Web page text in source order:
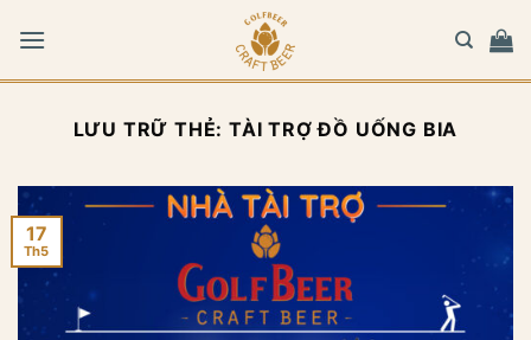
qua
LƯU TRỮ THẺ:TÀI TRỢ ĐỒ UỐNG BIA
17
Th5